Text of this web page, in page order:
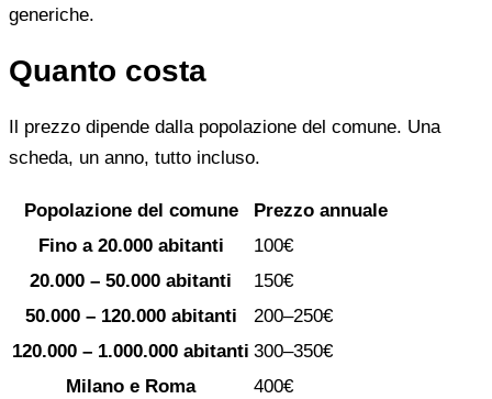
generiche.
Quanto costa
Il prezzo dipende dalla popolazione del comune. Una
scheda, un anno, tutto incluso.
Popolazione del comune
Prezzo annuale
Fino a 20.000 abitanti
100€
20.000 – 50.000 abitanti
150€
50.000 – 120.000 abitanti
200–250€
120.000 – 1.000.000 abitanti 300–350€
Milano e Roma
400€